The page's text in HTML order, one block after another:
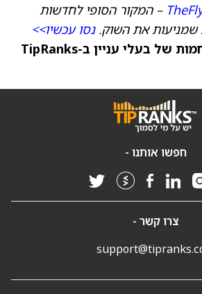
– המקור הסופי לחדשות
שמניעות את השוק.נסו עכשיו>>
ראו את המניות החמות של בעלי עניין ב-TipRanks
חפשו אותנו -
צרו קשר -